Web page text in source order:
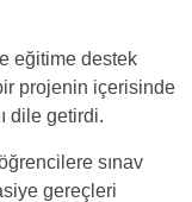
eğitime destek
projenin içerisinde
dile getirdi.
sınav
gereçleri